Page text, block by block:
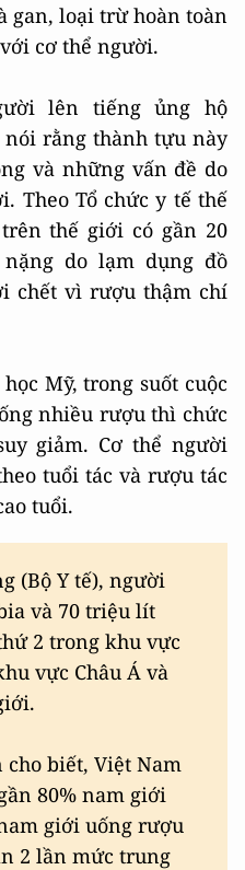
gan, loại trừ hoàn toàn
cơ thể người.
lên tiếng ủng hộ
rằng thành tựu này
và những vấn đề do
Theo Tổ chức y tế thế
thế giới có gần 20
do lạm dụng đồ
chết vì rượu thậm chí
Mỹ, trong suốt cuộc
nhiều rượu thì chức
giảm. Cơ thể người
tuổi tác và rượu tác
tuổi.
(Bộ Y tế), người
và 70 triệu lít
2 trong khu vực
vực Châu Á và
cho biết, Việt Nam
80% nam giới
giới uống rượu
2 lần mức trung